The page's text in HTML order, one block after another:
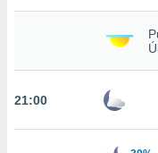
traten tus
su
21:00